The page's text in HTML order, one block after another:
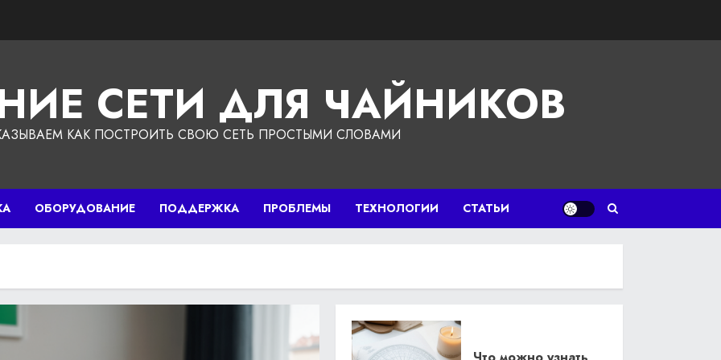
СЕТИ ДЛЯ ЧАЙНИКОВ
КАК ПОСТРОИТЬ СВОЮ СЕТЬ ПРОСТЫМИ СЛОВАМИ
ОБОРУДОВАНИЕ ПОДДЕРЖКА ПРОБЛЕМЫ ТЕХНОЛОГИИ СТАТЬИ